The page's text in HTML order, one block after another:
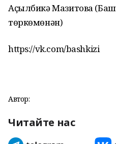
Аҫылбикә Мазитова
төркөмөнән)
https://vk.com/bashkizi
Автор:
Читайте нас